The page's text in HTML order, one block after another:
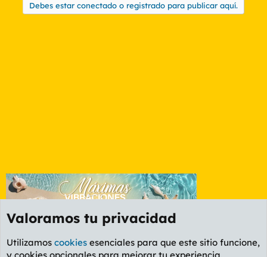
Debes estar conectado o registrado para publicar aquí.
Valoramos tu privacidad
Utilizamos cookies esenciales para que este sitio funcione,